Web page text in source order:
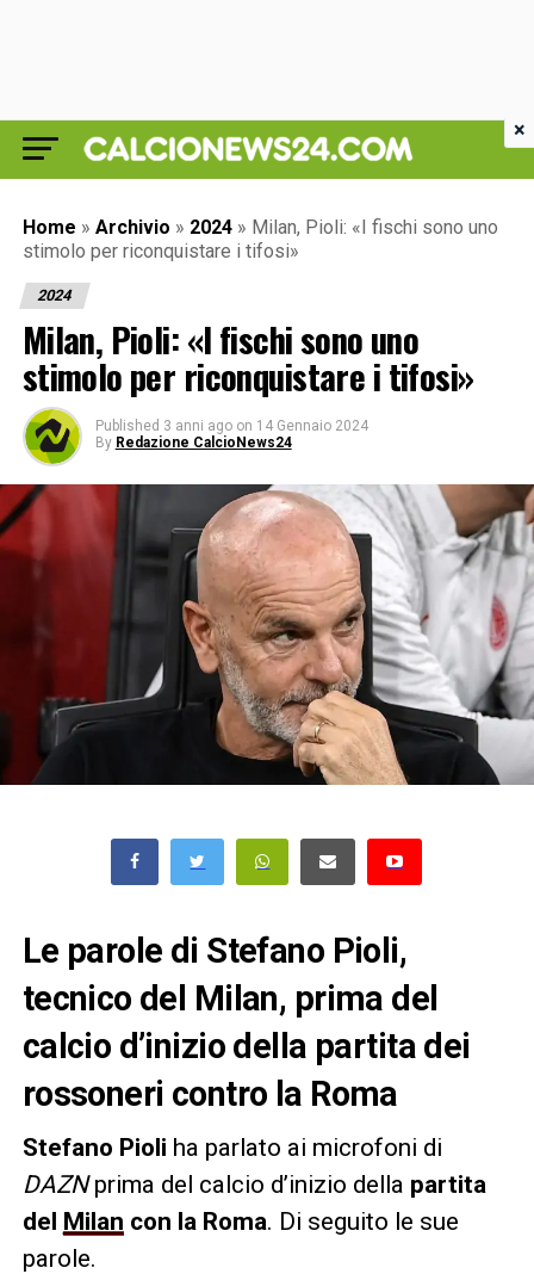
Home » Archivio » 2024 » Milan, Pioli: «I fischi sono uno
stimolo per riconquistare i tifosi»
2024
Milan, Pioli: «I fischi sono uno
stimolo per riconquistare i tifosi»
Published 3 anni ago on 14 Gennaio 2024
By Redazione CalcioNews24
Le parole di Stefano Pioli,
tecnico del Milan, prima del
calcio d’inizio della partita dei
rossoneri contro la Roma
Stefano Pioli ha parlato ai microfoni di
DAZNprima del calcio d’inizio della partita
del Milan con la Roma. Di seguito le sue
parole.
×